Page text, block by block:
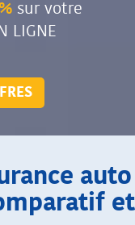
sur votre
LIGNE
auto
et